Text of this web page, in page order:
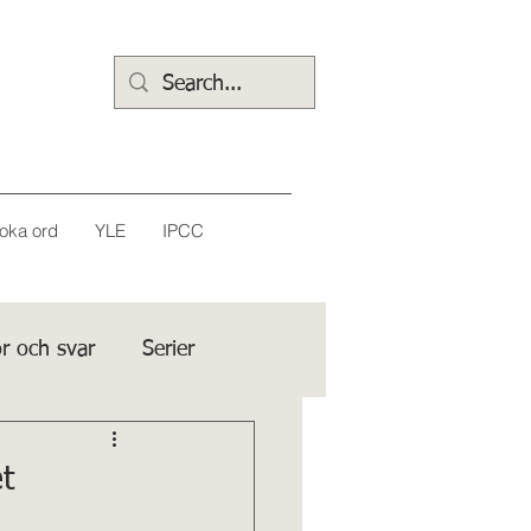
ord YLE IPCC
och svar Serier